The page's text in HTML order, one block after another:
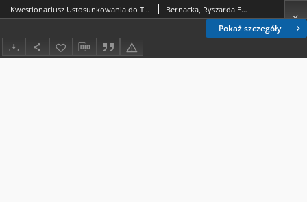
Pokaż szczegóły
Kwestionariusz Ustosunkowania do Twórczości (KUT )- prezentacja metody eksperymentalnej Bernacka, Ryszarda Ewa